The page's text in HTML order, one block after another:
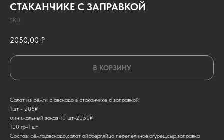
СТАКАНЧИКЕ С ЗАПРАВКОЙ
SKU:
2050,00 ₽
В КОРЗИНУ
Салат из сёмги с авокадо в стаканчике с заправкой
1шт - 205₽
минимальный заказ 10 шт-2050₽
100 гр-1 шт
Состав: сёмга,авокадо,салат айсберг,яйцо перепелиное,огурец,сыр,заправка